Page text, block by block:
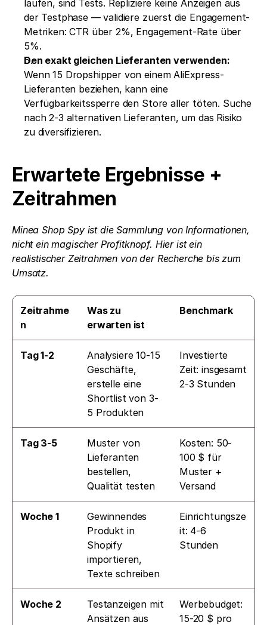
laufen, sind Tests. Repliziere keine Anzeigen aus
der Testphase — validiere zuerst die Engagement-
Metriken: CTR über 2%, Engagement-Rate über
5%.
Den exakt gleichen Lieferanten verwenden:
Wenn 15 Dropshipper von einem AliExpress-
Lieferanten beziehen, kann eine
Verfügbarkeitssperre den Store aller töten. Suche
nach 2-3 alternativen Lieferanten, um das Risiko
zu diversifizieren.
Erwartete Ergebnisse +
Zeitrahmen
Minea Shop Spy ist die Sammlung von Informationen,
nicht ein magischer Profitknopf. Hier ist ein
realistischer Zeitrahmen von der Recherche bis zum
Umsatz.
Zeitrahme
n
Was zu
erwarten ist
Benchmark
Tag 1-2
Analysiere 10-15
Geschäfte,
erstelle eine
Shortlist von 3-
5 Produkten
Investierte
Zeit: insgesamt
2-3 Stunden
Tag 3-5
Muster von
Lieferanten
bestellen,
Qualität testen
Kosten: 50-
100 $ für
Muster +
Versand
Woche 1
Gewinnendes
Produkt in
Shopify
importieren,
Texte schreiben
Einrichtungsze
it: 4-6
Stunden
Woche 2
Testanzeigen mit
Ansätzen aus
Werbebudget:
15-20 $ pro